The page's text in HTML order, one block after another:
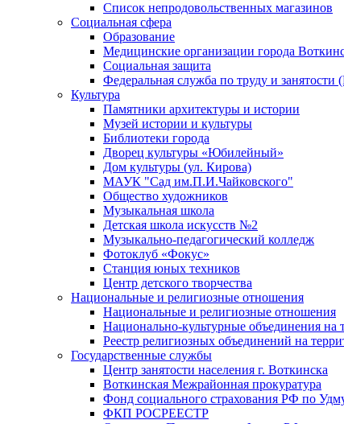
Список непродовольственных магазинов
Социальная сфера
Образование
Медицинские организации города
Социальная защита
Федеральная служба по труду и занятости
Культура
Памятники архитектуры и истории
Музей истории и культуры
Библиотеки города
Дворец культуры «Юбилейный»
Дом культуры (ул. Кирова)
МАУК "Сад им.П.И.Чайковского"
Общество художников
Музыкальная школа
Детская школа искусств №2
Музыкально-педагогический колледж
Фотоклуб «Фокус»
Станция юных техников
Центр детского творчества
Национальные и религиозные отношения
Национальные и религиозные отношения
Национально-культурные объединения
Реестр религиозных объединений на
Государственные службы
Центр занятости населения г. Воткинска
Воткинская Межрайонная прокуратура
Фонд социального страхования РФ по
ФКП РОСРЕЕСТР